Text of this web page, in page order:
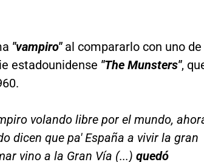
"vampiro"al compararlo con uno de
estadounidense "The Munsters",
volando libre por el mundo,
dicen que pa' España a vivir la gran
vino a la Gran Vía (...) quedó